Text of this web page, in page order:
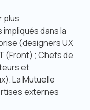
plus
dans la
(designers UX
(Front) ; Chefs de
et
La Mutuelle
externes